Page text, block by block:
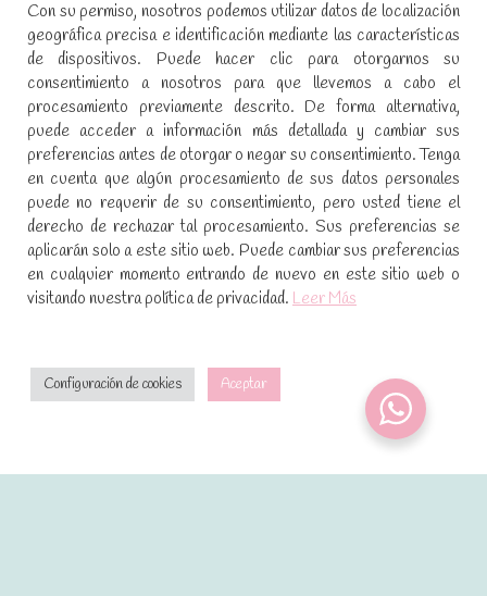
Aviso legal y política de privacidad
Política de cookies
SÍGUENOS EN REDES SOCIALES
Encuéntranos en:
Facebook
page
opens
in
new
YouTube
page
opens
in
new
Instagram
page
opens
in
new
No te pierdas las promociones y novedades, suscríbete a
nuestra newsletter:
Con su permiso, nosotros podemos utilizar datos de localización
geográfica precisa e identificación mediante las características
de dispositivos. Puede hacer clic para otorgarnos su
consentimiento a nosotros para que llevemos a cabo el
procesamiento previamente descrito. De forma alternativa,
puede acceder a información más detallada y cambiar sus
preferencias antes de otorgar o negar su consentimiento. Tenga
en cuenta que algún procesamiento de sus datos personales
puede no requerir de su consentimiento, pero usted tiene el
derecho de rechazar tal procesamiento. Sus preferencias se
aplicarán solo a este sitio web. Puede cambiar sus preferencias
en cualquier momento entrando de nuevo en este sitio web o
visitando nuestra política de privacidad. Leer Más
Configuración de cookies Aceptar